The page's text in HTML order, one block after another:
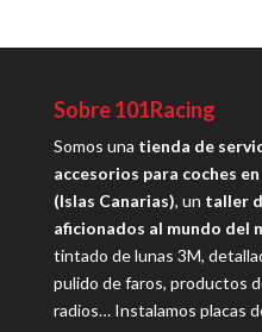
Sobre 101Racing
Somos una tienda de
accesorios para coches
(Islas Canarias), un taller
aficionados al mundo del
tintado de lunas 3M,
pulido de faros, productos
radios… Instalamos placas